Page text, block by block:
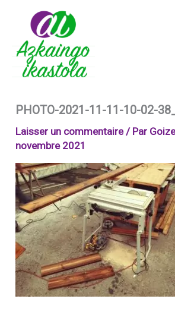
contenu
PHOTO-2021-11-11-10-02-
Laisser un commentaire / Par
novembre 2021